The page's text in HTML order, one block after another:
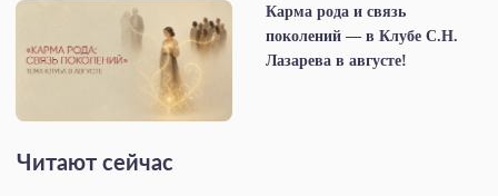
Карма рода и связь
поколений — в Клубе С.Н.
Лазарева в августе!
Читают сейчас